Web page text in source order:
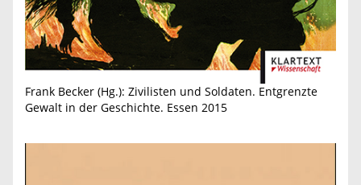
Frank Becker (Hg.): Zivilisten und Soldaten. Entgrenzte
Gewalt in der Geschichte. Essen 2015